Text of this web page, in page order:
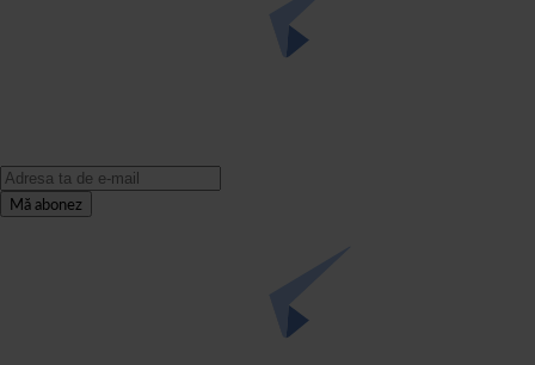
Mă abonez